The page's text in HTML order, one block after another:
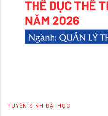
TUYỂN SINH ĐẠI HỌC